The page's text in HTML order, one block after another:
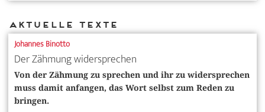
Aktuelle Texte
Johannes Binotto
Der Zähmung widersprechen
Von der Zähmung zu sprechen und ihr zu widersprechen
muss damit anfangen, das Wort selbst zum Reden zu
bringen.